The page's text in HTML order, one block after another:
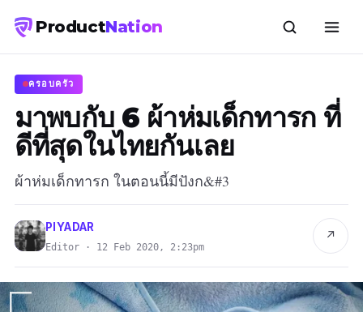
ProductNation
ครอบครัว
มาพบกับ 6 ผ้าห่มเด็กทารก ที่
ดีที่สุดในไทยกันเลย
ผ้าห่มเด็กทารก ในตอนนี้มีปังก&#3
PIYADAR
Editor · 12 Feb 2020, 2:23pm
↗